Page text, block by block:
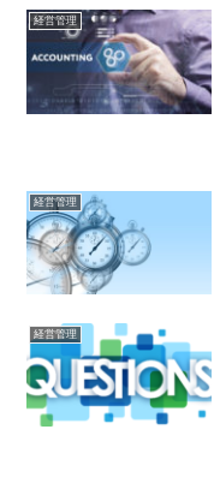
経営管理
経営管理
経営管理